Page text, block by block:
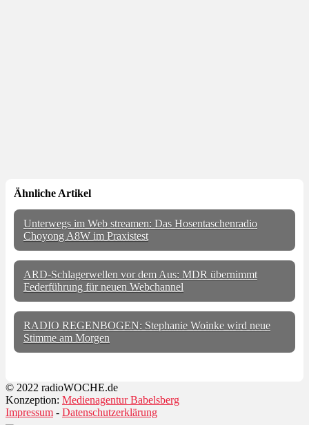
Ähnliche Artikel
Unterwegs im Web streamen: Das Hosentaschenradio
Choyong A8W im Praxistest
ARD-Schlagerwellen vor dem Aus: MDR übernimmt
Federführung für neuen Webchannel
RADIO REGENBOGEN: Stephanie Woinke wird neue
Stimme am Morgen
© 2022 radioWOCHE.de
Konzeption: Medienagentur Babelsberg
Impressum - Datenschutzerklärung